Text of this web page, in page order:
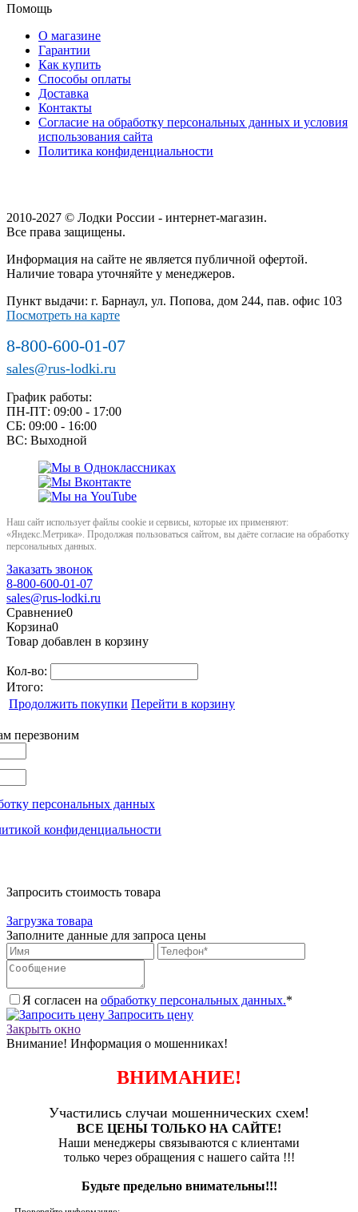
Помощь
О магазине
Гарантии
Как купить
Способы оплаты
Доставка
Контакты
Согласие на обработку персональных данных и условия
использования сайта
Политика конфиденциальности
2010-2027 © Лодки России - интернет-магазин.
Все права защищены.
Информация на сайте не является публичной офертой.
Наличие товара уточняйте у менеджеров.
Пункт выдачи: г. Барнаул, ул. Попова, дом 244, пав. офис 103
Посмотреть на карте
8-800-600-01-07
sales@rus-lodki.ru
График работы:
ПН-ПТ: 09:00 - 17:00
СБ: 09:00 - 16:00
ВС: Выходной
Наш сайт использует файлы cookie и сервисы, которые их применяют:
«Яндекс.Метрика». Продолжая пользоваться сайтом, вы даёте согласие на обработку
персональных данных.
Заказать звонок
8-800-600-01-07
sales@rus-lodki.ru
Сравнение0
Корзина0
Товар добавлен в корзину
Кол-во:
Итого:
Продолжить покупки Перейти в корзину
перезвоним
персональных данных
конфиденциальности
Запросить стоимость товара
Загрузка товара
Заполните данные для запроса цены
Я согласен на обработку персональных данных.*
Запросить цену
Закрыть окно
Внимание! Информация о мошенниках!
ВНИМАНИЕ!
Участились случаи мошеннических схем!
ВСЕ ЦЕНЫ ТОЛЬКО НА САЙТЕ!
Наши менеджеры связываются с клиентами
только через обращения с нашего сайта !!!
Будьте предельно внимательны!!!